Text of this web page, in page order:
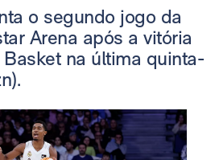
o segundo jogo da
Arena após a vitória
na última quinta-